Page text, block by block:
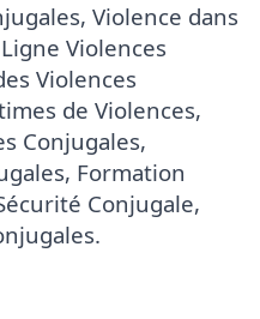
Violence dans
Violences
Violences
de Violences,
Conjugales,
Formation
Conjugale,